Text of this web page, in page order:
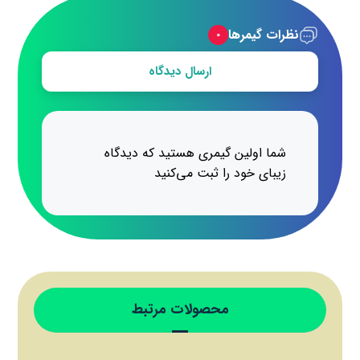
نظرات گیمرها ۰
ارسال دیدگاه
شما اولین گیمری هستید که دیدگاه
زیبای خود را ثبت می‌کنید
محصولات مرتبط